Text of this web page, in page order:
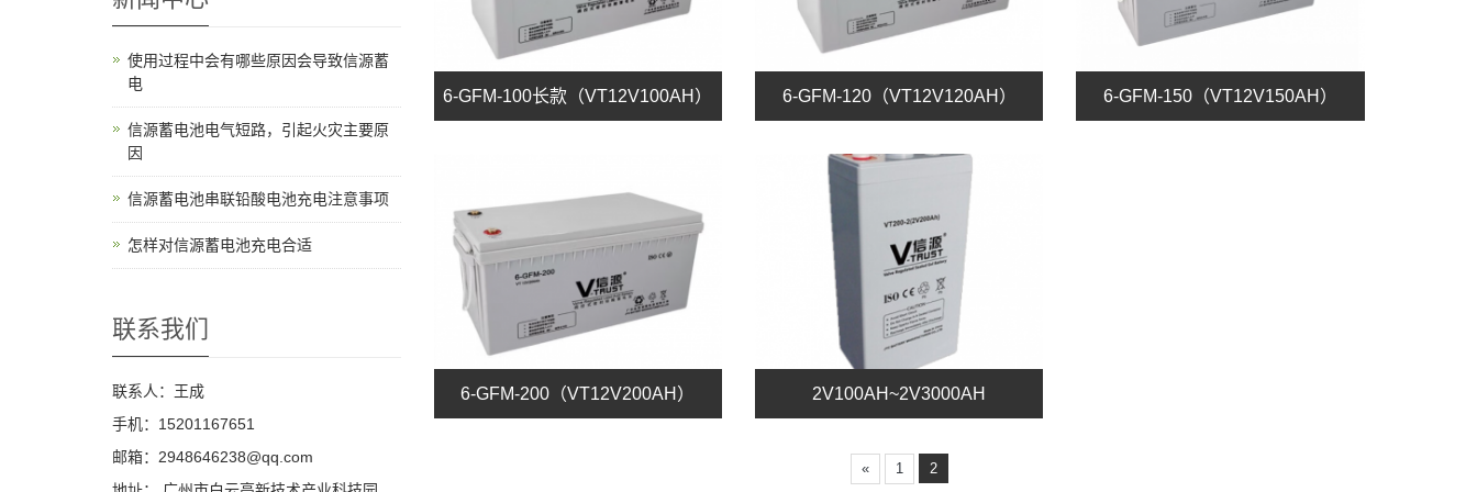
6-GFM-100长款（VT12V100AH） 6-GFM-120（VT12V120AH） 6-GFM-150（VT12V150AH）
6-GFM-200（VT12V200AH） 2V100AH~2V3000AH
« 1 2
使用过程中会有哪些原因会导致信源蓄
电
信源蓄电池电气短路，引起火灾主要原
因
信源蓄电池串联铅酸电池充电注意事项
怎样对信源蓄电池充电合适
联系我们
联系人：王成
手机：15201167651
邮箱：2948646238@qq.com